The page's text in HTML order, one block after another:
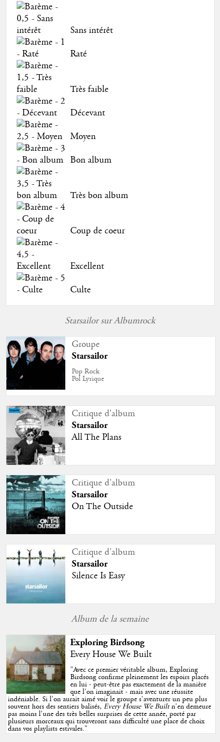
Sans intérêt
Raté
Très faible
Décevant
Moyen
Bon album
Très bon album
Coup de coeur
Excellent
Culte
Starsailor sur Albumrock
Groupe
Starsailor
Pop Rock
Pol Lyrique
Critique d'album
Starsailor
All The Plans
Critique d'album
Starsailor
On The Outside
Critique d'album
Starsailor
Silence Is Easy
Album de la semaine
Exploring Birdsong
Every House We Built
"Avec ce premier véritable album, Exploring
Birdsong confirme pleinement les espoirs placés
en lui - peut-être pas exactement de la manière
que l'on imaginait - mais avec une réussite
indéniable. Si l'on aurait aimé voir le groupe s'aventurer un peu plus
souvent hors des sentiers balisés,Every House We Builtn'en demeure
pas moins l'une des très belles surprises de cette année, porté par
plusieurs morceaux qui trouveront sans difficulté une place de choix
dans vos playlists estivales."